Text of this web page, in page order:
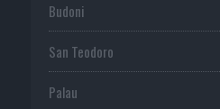
Budoni
San Teodoro
Palau